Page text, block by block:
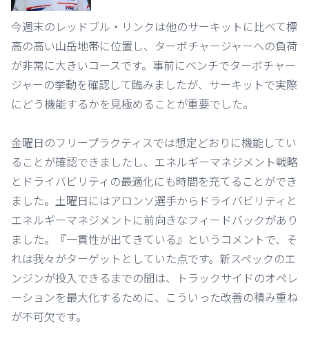
今週末のレッドブル・リンクは他のサーキットに比べて標
高の高い山岳地帯に位置し、ターボチャージャーへの負荷
が非常に大きいコースです。事前にベンチでターボチャー
ジャーの挙動を確認して臨みましたが、サーキットで実際
にどう機能するかを見極めることが重要でした。
金曜日のフリープラクティスでは想定どおりに機能してい
ることが確認できましたし、エネルギーマネジメント戦略
とドライバビリティの最適化にも時間を充てることができ
ました。土曜日にはアロンソ選手からドライバビリティと
エネルギーマネジメントに前向きなフィードバックがあり
ました。『一貫性が出てきている』というコメントで、そ
れは我々がターゲットとしていた点です。新スペックのエ
ンジンが投入できるまでの間は、トラックサイドのオペレ
ーションを最大化するために、こういった改善の積み重ね
が不可欠です。